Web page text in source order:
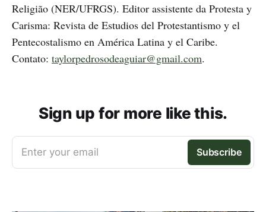
Religião (NER/UFRGS). Editor assistente da Protesta y
Carisma: Revista de Estudios del Protestantismo y el
Pentecostalismo en América Latina y el Caribe.
Contato: taylorpedrosodeaguiar@gmail.com.
Sign up for more like this.
Enter your email Subscribe